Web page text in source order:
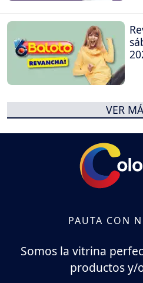
VER
PAUTA CON
Somos la vitrina
productos y/